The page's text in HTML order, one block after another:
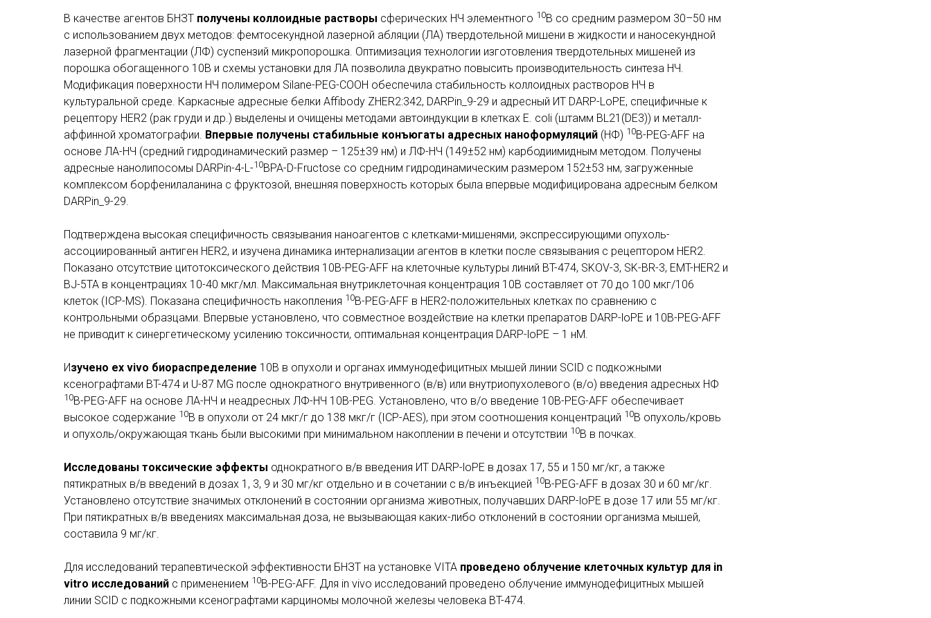
В качестве агентов БНЗТ получены коллоидные растворы сферических НЧ элементного 10B со средним размером 30–50 нм
с использованием двух методов: фемтосекундной лазерной абляции (ЛА) твердотельной мишени в жидкости и наносекундной
лазерной фрагментации (ЛФ) суспензий микропорошка. Оптимизация технологии изготовления твердотельных мишеней из
порошка обогащенного 10B и схемы установки для ЛА позволила двукратно повысить производительность синтеза НЧ.
Модификация поверхности НЧ полимером Silane-PEG-COOH обеспечила стабильность коллоидных растворов НЧ в
культуральной среде. Каркасные адресные белки Affibody ZHER2:342, DARPin_9-29 и адресный ИТ DARP-LoPE, специфичные к
рецептору HER2 (рак груди и др.) выделены и очищены методами автоиндукции в клетках E. coli (штамм BL21(DE3)) и металл-
аффинной хроматографии. Впервые получены стабильные конъюгаты адресных наноформуляций (НФ) 10B-PEG-AFF на
основе ЛА-НЧ (средний гидродинамический размер – 125±39 нм) и ЛФ-НЧ (149±52 нм) карбодиимидным методом. Получены
адресные нанолипосомы DARPin-4-L-10BPA-D-Fructose со средним гидродинамическим размером 152±53 нм, загруженные
комплексом борфенилаланина с фруктозой, внешняя поверхность которых была впервые модифицирована адресным белком
DARPin_9-29.
Подтверждена высокая специфичность связывания наноагентов с клетками-мишенями, экспрессирующими опухоль-
ассоциированный антиген HER2, и изучена динамика интернализации агентов в клетки после связывания с рецептором HER2.
Показано отсутствие цитотоксического действия 10B-PEG-AFF на клеточные культуры линий BT-474, SKOV-3, SK-BR-3, EMT-HER2 и
BJ-5TA в концентрациях 10-40 мкг/мл. Максимальная внутриклеточная концентрация 10B составляет от 70 до 100 мкг/106
клеток (ICP-MS). Показана специфичность накопления 10B-PEG-AFF в HER2-положительных клетках по сравнению с
контрольными образцами. Впервые установлено, что совместное воздействие на клетки препаратов DARP-loPE и 10B-PEG-AFF
не приводит к синергетическому усилению токсичности, оптимальная концентрация DARP-loPE – 1 нМ.
Изучено ex vivo биораспределение 10B в опухоли и органах иммунодефицитных мышей линии SCID с подкожными
ксенографтами BT-474 и U-87 MG после однократного внутривенного (в/в) или внутриопухолевого (в/о) введения адресных НФ
10B-PEG-AFF на основе ЛА-НЧ и неадресных ЛФ-НЧ 10B-PEG. Установлено, что в/о введение 10B-PEG-AFF обеспечивает
высокое содержание 10B в опухоли от 24 мкг/г до 138 мкг/г (ICP-AES), при этом соотношения концентраций 10B опухоль/кровь
и опухоль/окружающая ткань были высокими при минимальном накоплении в печени и отсутствии 10B в почках.
Исследованы токсические эффекты однократного в/в введения ИТ DARP-loPE в дозах 17, 55 и 150 мг/кг, а также
пятикратных в/в введений в дозах 1, 3, 9 и 30 мг/кг отдельно и в сочетании с в/в инъекцией 10B-PEG-AFF в дозах 30 и 60 мг/кг.
Установлено отсутствие значимых отклонений в состоянии организма животных, получавших DARP-loPE в дозе 17 или 55 мг/кг.
При пятикратных в/в введениях максимальная доза, не вызывающая каких-либо отклонений в состоянии организма мышей,
составила 9 мг/кг.
Для исследований терапевтической эффективности БНЗТ на установке VITA проведено облучение клеточных культур для in
vitro исследований с применением 10B-PEG-AFF. Для in vivo исследований проведено облучение иммунодефицитных мышей
линии SCID с подкожными ксенографтами карциномы молочной железы человека BT-474.